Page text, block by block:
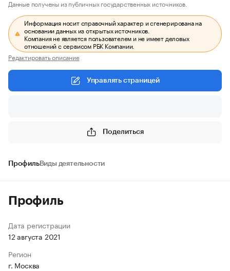
Данные получены из публичных государственных источников.
Информация носит справочный характер и сгенерирована на
основании данных из открытых источников.
Компания не является пользователем и не имеет деловых
отношений с сервисом РБК Компании.
Редактировать описание
Управлять страницей
Поделиться
ПрофильВиды деятельности
Профиль
Дата регистрации
12 августа 2021
Регион
г. Москва